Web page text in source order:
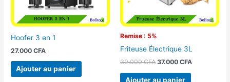
Hoofer 3 en 1
27.000CFA
Ajouter au panier
Remise : 5%
Friteuse Électrique 3L
39.000CFA 37.000 CFA
Ajouter au panier